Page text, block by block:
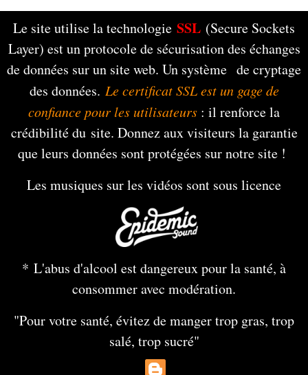
Le site utilise la technologie SSL (Secure Sockets
Layer) est un protocole de sécurisation des échanges
de données sur un site web. Un système de cryptage
des données. Le certificat SSL est un gage de
confiance pour les utilisateurs : il renforce la
crédibilité du site. Donnez aux visiteurs la garantie
que leurs données sont protégées sur notre site !
Les musiques sur les vidéos sont sous licence
* L'abus d'alcool est dangereux pour la santé, à
consommer avec modération.
"Pour votre santé, évitez de manger trop gras, trop
salé, trop sucré"